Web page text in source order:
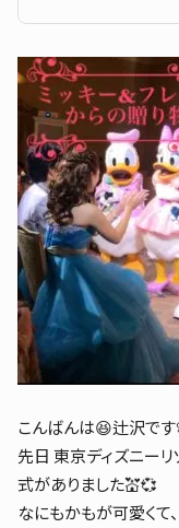
こんばんは😆辻沢で
先日 東京ディズニー
式がありました💒💞
なにもかもが可愛くて